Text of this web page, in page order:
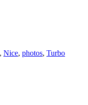
, Nice, photos, Turbo